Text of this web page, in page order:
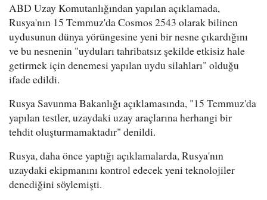
ABD Uzay Komutanlığından yapılan açıklamada,
Rusya'nın 15 Temmuz'da Cosmos 2543 olarak bilinen
uydusunun dünya yörüngesine yeni bir nesne çıkardığını
ve bu nesnenin "uyduları tahribatsız şekilde etkisiz hale
getirmek için denemesi yapılan uydu silahları" olduğu
ifade edildi.
Rusya Savunma Bakanlığı açıklamasında, "15 Temmuz'da
yapılan testler, uzaydaki uzay araçlarına herhangi bir
tehdit oluşturmamaktadır" denildi.
Rusya, daha önce yaptığı açıklamalarda, Rusya'nın
uzaydaki ekipmanını kontrol edecek yeni teknolojiler
denediğini söylemişti.